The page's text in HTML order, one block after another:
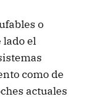
o
lado el
como de
actuales